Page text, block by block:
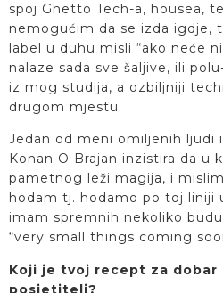
spoj Ghetto Tech-a, housea,
nemogućim da se izda igdje,
label u duhu misli “ako neće
nalaze sada sve šaljive, ili
iz mog studija, a ozbiljniji
drugom mjestu.
Jedan od meni omiljenih ljudi
Konan O Brajan inzistira da u
pametnog leži magija, i
hodam tj. hodamo po toj liniji
imam spremnih nekoliko
“very small things coming
Koji je tvoj recept za dobar
posjetitelj?